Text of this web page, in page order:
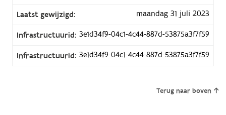
Laatst gewijzigd: maandag 31 juli 2023
Infrastructuurid: 3e1d34f9-04c1-4c44-887d-53875a3f7f59
Infrastructuurid: 3e1d34f9-04c1-4c44-887d-53875a3f7f59
Terug naar boven